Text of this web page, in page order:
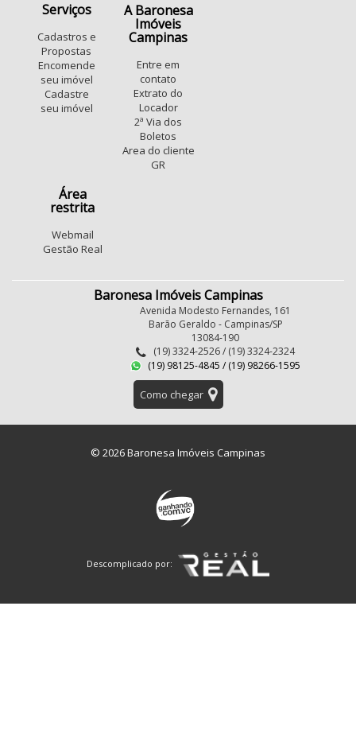
Serviços
Cadastros e
Propostas
Encomende
seu imóvel
Cadastre
seu imóvel
A Baronesa
Imóveis
Campinas
Entre em
contato
Extrato do
Locador
2ª Via dos
Boletos
Area do cliente
GR
Área
restrita
Webmail
Gestão Real
Baronesa Imóveis Campinas
Avenida Modesto Fernandes, 161
Barão Geraldo - Campinas/SP
13084-190
(19) 3324-2526 / (19) 3324-2324
(19) 98125-4845 / (19) 98266-1595
Como chegar
© 2026 Baronesa Imóveis Campinas
Descomplicado por: